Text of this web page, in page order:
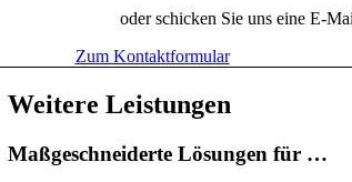
oder schicken Sie uns eine E-
Zum Kontaktformular
Weitere Leistungen
Maßgeschneiderte Lösungen für …